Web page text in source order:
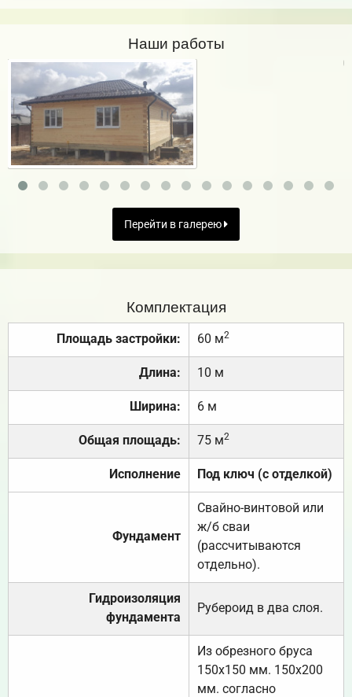
Наши работы
Перейти в галерею
Комплектация
Площадь застройки: 60 м2
Длина: 10 м
Ширина: 6 м
Общая площадь: 75 м2
Исполнение Под ключ (с отделкой)
Фундамент
Свайно-винтовой или
ж/б сваи
(рассчитываются
отдельно).
Гидроизоляция
фундамента
Рубероид в два слоя.
Из обрезного бруса
150х150 мм. 150х200
мм. согласно